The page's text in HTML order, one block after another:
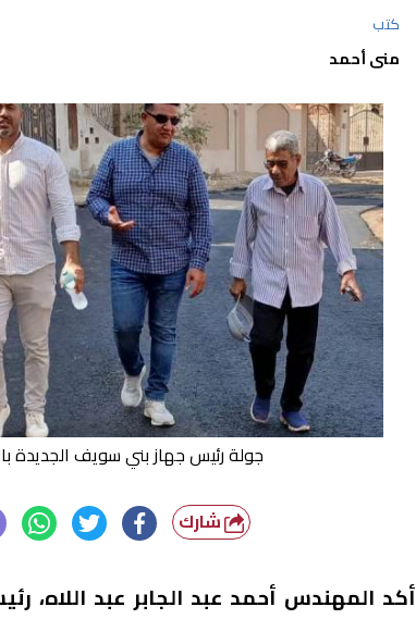
كتب
منى أحمد
جولة رئيس جهاز بني سويف الجديدة
شارك
أكد المهندس أحمد عبد الجابر عبد اللاه،